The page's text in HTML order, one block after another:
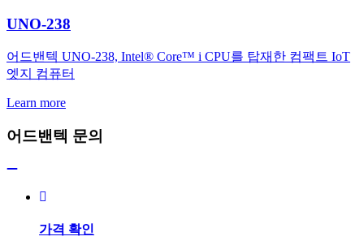
UNO-238
어드밴텍 UNO-238, Intel® Core™ i CPU를 탑재한 컴팩트 IoT
엣지 컴퓨터
Learn more
어드밴텍 문의
가격 확인